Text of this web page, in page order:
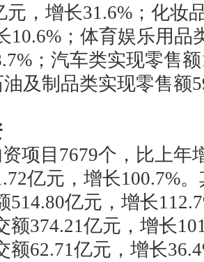
元，增长31.6% ；化妆
10.6% ；体育娱乐用品
；汽车类实现零售额
油及制品类实现零售额
项目 7679个，比上年
亿元，增长100.7%
514.80亿元，增长
额374.21亿元，增长
额62.71亿元，增长